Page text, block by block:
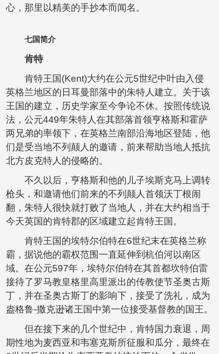
心，那里以精美的手抄本而闻名。
七国简介
肯特
肯特王国(Kent)大约在公元5世纪中叶由入侵
英格兰地区的日耳曼部落中的朱特人建立。关于该
王国的建立，历史学家至今争论不休。按照传统说
法，公元449年朱特人在其部落首领亨格斯和霍萨
两兄弟的率领下，在英格兰南部沿海地区登陆，他
们是受当地不列颠人的邀请，前来帮助当地人抵抗
北方皮克特人的侵略的。
不久以后，亨格斯和他的儿子埃斯克马上调转
枪头，和邀请他们前来的不列颠人首领沃丁根闹
翻，朱特人很快就打败了当地人，并在大约相当于
今天英国的肯特郡的区域建立起肯特王国。
肯特王国的埃特尔伯特在6世纪末在英格兰称
霸，据说他的霸权范围一直延伸到杭伯河以南区
域。在公元597年，埃特尔伯特在其首都坎特伯雷
接待了罗马教皇格里高里派出的传教使节圣奥古斯
丁，并在圣奥古斯丁的影响下，接受了洗礼，成为
盎格鲁-撒克逊诸王国中第一位接受基督教的国王。
但在接下来的几个世纪中，肯特国力衰退，周
期性地为麦西亚和韦塞克斯所征服和瓜分，最终在